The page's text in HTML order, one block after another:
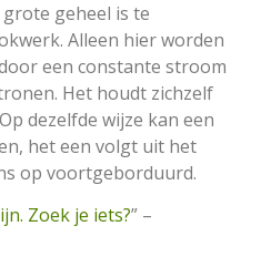
geheel is te
Alleen hier worden
een constante stroom
Het houdt zichzelf
dezelfde wijze kan een
het een volgt uit het
op voortgeborduurd.
Zoek je iets?” –